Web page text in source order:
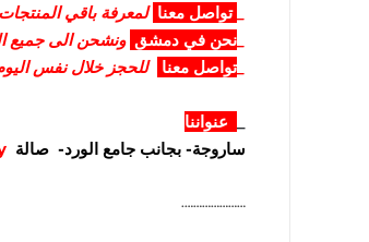
تواصل معنا لمعرفة باقي
نحن في دمشق ونشحن الى جميع
تواصل معنا للحجز خلال نفس
عنواننا
ساروجة- بجانب جامع الورد- صالة
………………….